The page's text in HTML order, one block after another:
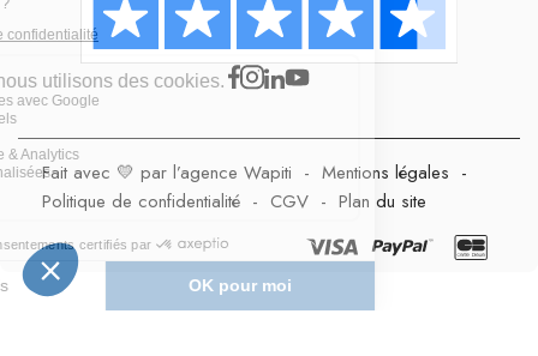
Fait avec 💛 par l’agence Wapiti - Mentions légales -
Politique de confidentialité - CGV - Plan du site